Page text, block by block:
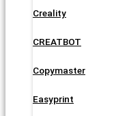
Creality
CREATBOT
Copymaster
Easyprint